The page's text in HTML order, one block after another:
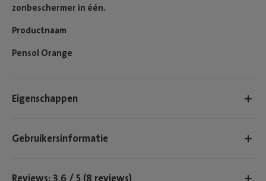
zonbeschermer in één.
Productnaam
Pensol Orange
Eigenschappen
Gebruikersinformatie
Reviews: 3.6 / 5 (8 reviews)